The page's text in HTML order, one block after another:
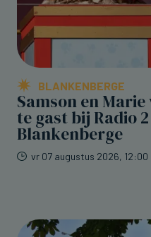
BLANKENBERGE
Samson en
te gast bij Radio
Blankenberge
vr 07 augustus 2026, 12:00